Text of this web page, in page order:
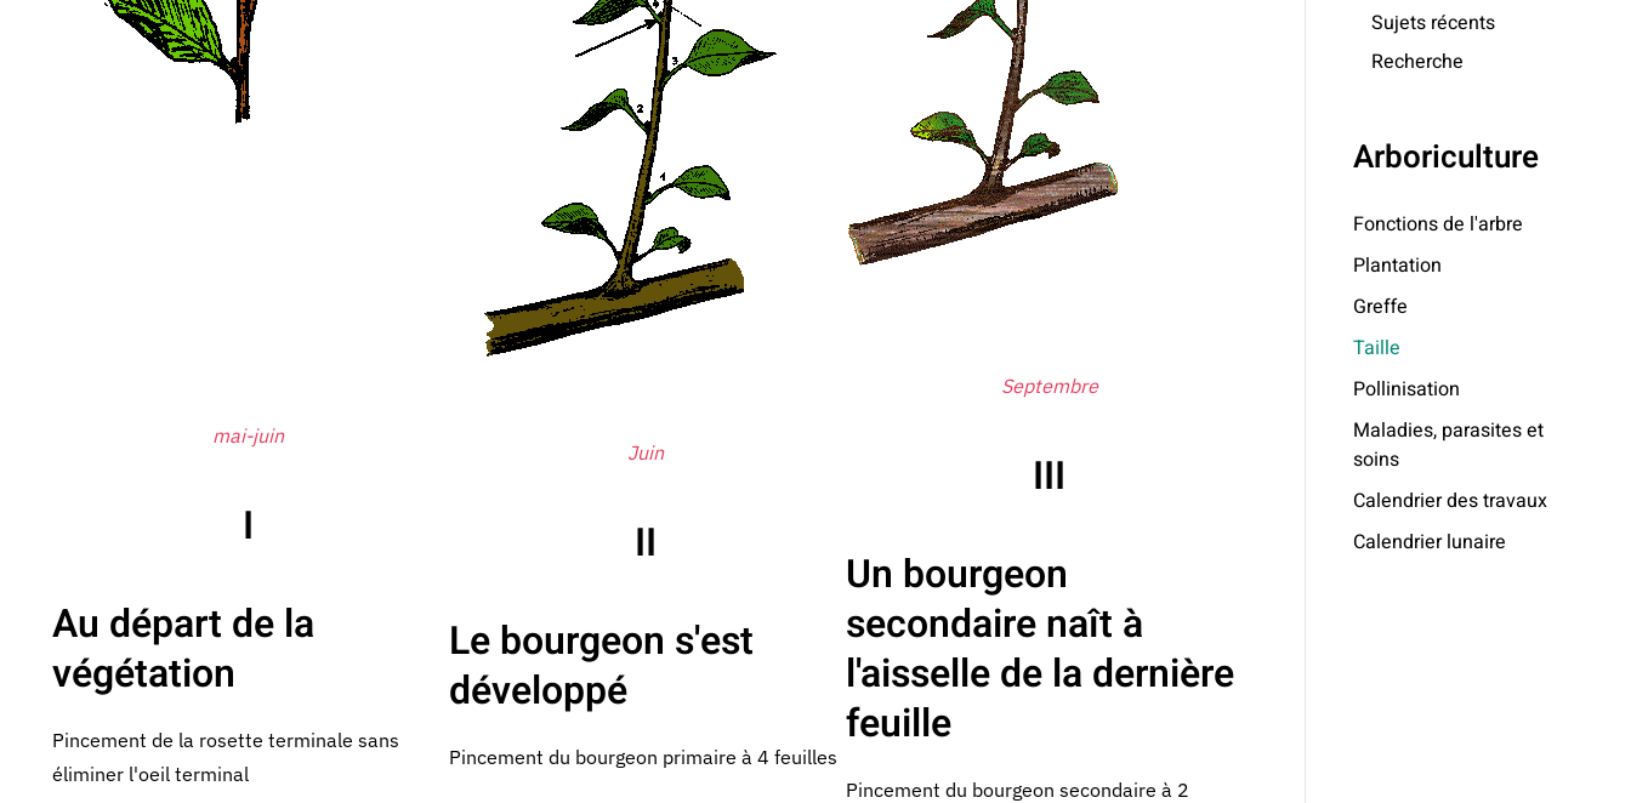
mai-juin
I
Au départ de la
végétation
Pincement de la rosette terminale sans
éliminer l'oeil terminal
Juin
II
Le bourgeon s'est
développé
Pincement du bourgeon primaire à 4 feuilles
Septembre
III
Un bourgeon
secondaire naît à
l'aisselle de la dernière
feuille
Pincement du bourgeon secondaire à 2
Sujets récents
Recherche
Arboriculture
Fonctions de l'arbre
Plantation
Greffe
Taille
Pollinisation
Maladies, parasites et
soins
Calendrier des travaux
Calendrier lunaire